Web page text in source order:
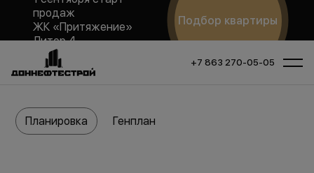
продаж
ЖК «Притяжение»
Литер 4
Подбор квартиры
+7 863 270-05-05
Планировка Генплан